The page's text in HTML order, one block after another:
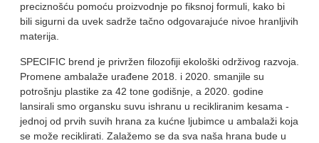
preciznošću pomoću proizvodnje po fiksnoj formuli, kako bi
bili sigurni da uvek sadrže tačno odgovarajuće nivoe hranljivih
materija.
SPECIFIC brend je privržen filozofiji ekološki održivog razvoja.
Promene ambalaže urađene 2018. i 2020. smanjile su
potrošnju plastike za 42 tone godišnje, a 2020. godine
lansirali smo organsku suvu ishranu u recikliranim kesama -
jednoj od prvih suvih hrana za kućne ljubimce u ambalaži koja
se može reciklirati. Zalažemo se da sva naša hrana bude u